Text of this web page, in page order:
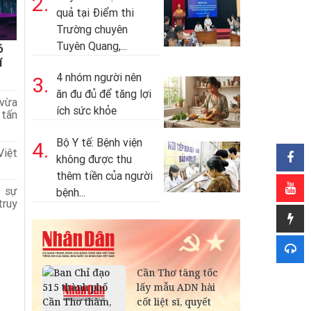
sự
quả tại Điểm thi
Trường chuyên
Tuyên Quang,...
3.
4 nhóm người nên
ăn đu đủ để tăng lợi
ích sức khỏe
4.
Bộ Y tế: Bệnh viện
không được thu
thêm tiền của người
bệnh...